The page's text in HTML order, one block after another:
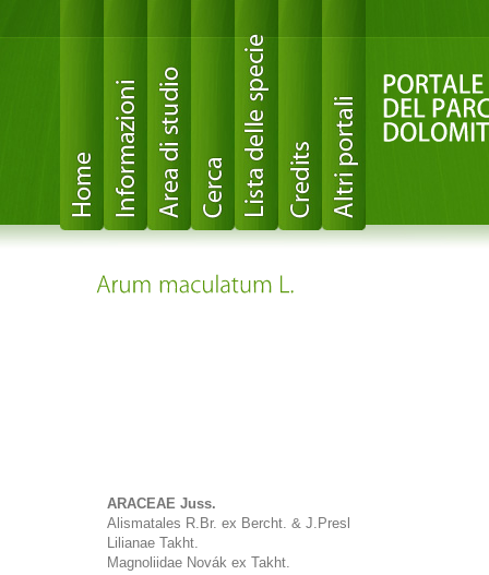
ARACEAE Juss.
Alismatales R.Br. ex Bercht. & J.Presl
Lilianae Takht.
Magnoliidae Novák ex Takht.